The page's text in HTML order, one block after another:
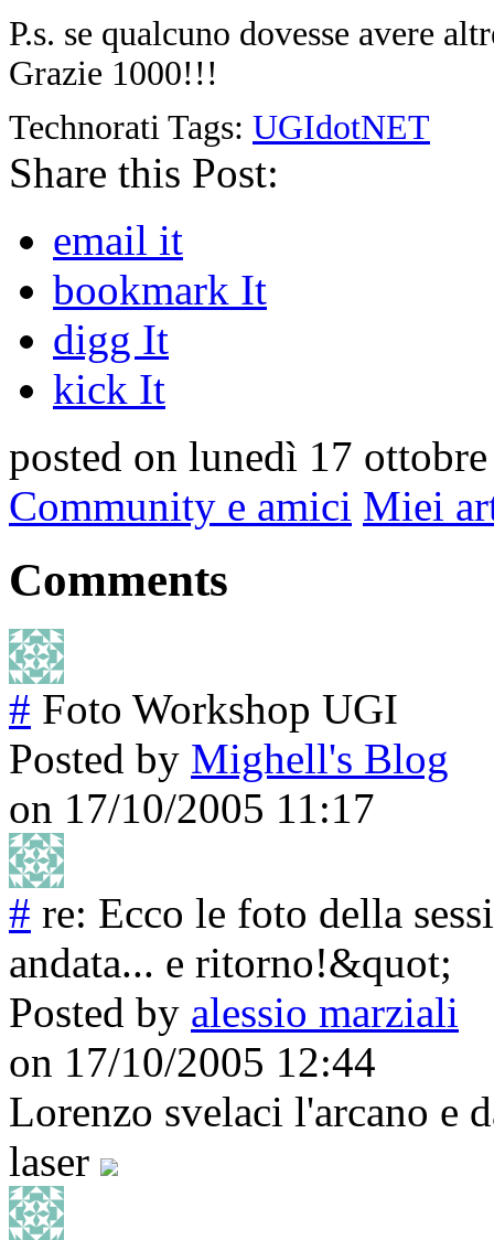
P.s. se qualcuno dovesse avere
Grazie 1000!!!
Technorati Tags: UGIdotNET
Share this Post:
email it
bookmark It
digg It
kick It
posted on lunedì 17
Community e amici Miei
Comments
# Foto Workshop UGI
Posted by Mighell's Blog
on 17/10/2005 11:17
# re: Ecco le foto della
andata... e ritorno!&quot;
Posted by alessio marziali
on 17/10/2005 12:44
Lorenzo svelaci l'arcano e
laser